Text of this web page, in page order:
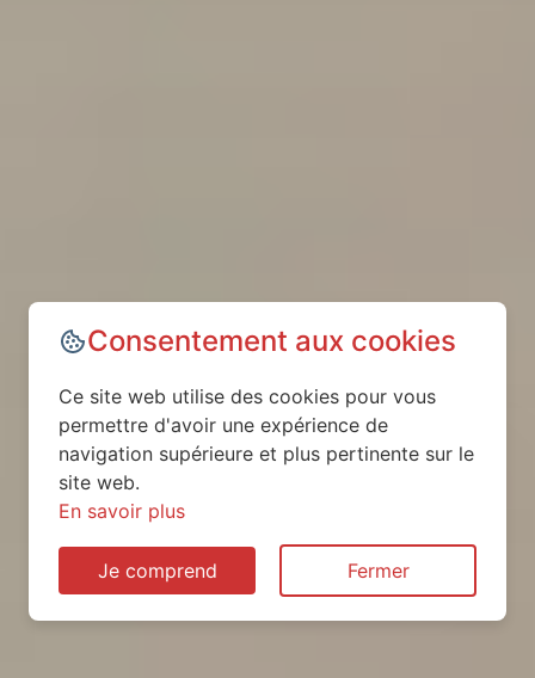
Consentement aux cookies
Ce site web utilise des cookies pour vous
permettre d'avoir une expérience de
navigation supérieure et plus pertinente sur le
site web.
En savoir plus
Je comprend Fermer